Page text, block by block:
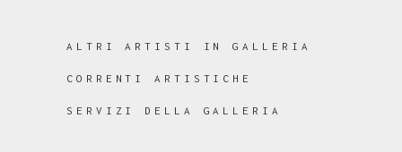
ALTRI ARTISTI IN GALLERIA
CORRENTI ARTISTICHE
SERVIZI DELLA GALLERIA